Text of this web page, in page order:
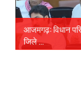
आजमगढ़: विधान
जिले ...